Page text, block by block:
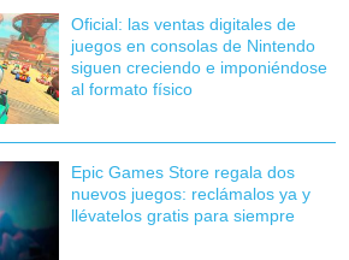
Oficial: las ventas digitales de
juegos en consolas de Nintendo
siguen creciendo e imponiéndose
al formato físico
Epic Games Store regala dos
nuevos juegos: reclámalos ya y
llévatelos gratis para siempre